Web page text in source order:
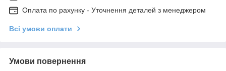
Оплата по рахунку - Уточнення деталей з менеджером
Всі умови оплати
Умови повернення